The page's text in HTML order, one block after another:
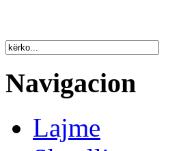
Navigacion
Lajme